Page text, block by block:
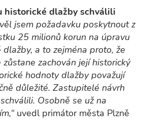
historické dlažby schválili
jsem požadavku poskytnout z
25 milionů korun na úpravu
a to zejména proto, že
zachován její historický
hodnoty dlažby považují
důležité. Zastupitelé návrh
Osobně se už na
uvedl primátor města Plzně